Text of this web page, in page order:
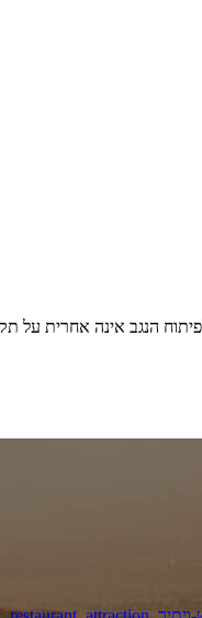
הנגב אינה אחרית על